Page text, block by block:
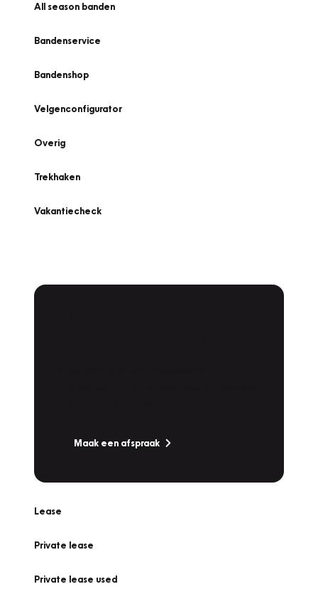
All season banden
Bandenservice
Bandenshop
Velgenconfigurator
Overig
Trekhaken
Vakantiecheck
Maak een afspraak
Lease
Private lease
Private lease used